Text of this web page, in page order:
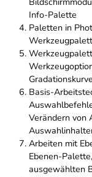
Info-Palette
Paletten in
Basis-
Verändern von
Arbeiten mit
Ebenen-
ausgewählten